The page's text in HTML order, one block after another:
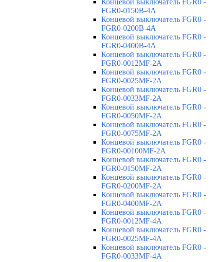
Концевой выключатель FGR0 -
FGR0-0150B-4A
Концевой выключатель FGR0 -
FGR0-0200B-4A
Концевой выключатель FGR0 -
FGR0-0400B-4A
Концевой выключатель FGR0 -
FGR0-0012MF-2A
Концевой выключатель FGR0 -
FGR0-0025MF-2A
Концевой выключатель FGR0 -
FGR0-0033MF-2A
Концевой выключатель FGR0 -
FGR0-0050MF-2A
Концевой выключатель FGR0 -
FGR0-0075MF-2A
Концевой выключатель FGR0 -
FGR0-00100MF-2A
Концевой выключатель FGR0 -
FGR0-0150MF-2A
Концевой выключатель FGR0 -
FGR0-0200MF-2A
Концевой выключатель FGR0 -
FGR0-0400MF-2A
Концевой выключатель FGR0 -
FGR0-0012MF-4A
Концевой выключатель FGR0 -
FGR0-0025MF-4A
Концевой выключатель FGR0 -
FGR0-0033MF-4A